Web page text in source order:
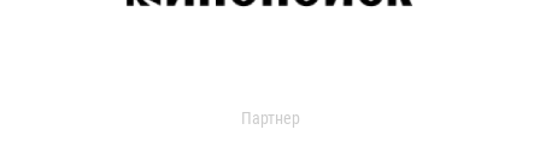
Партнер